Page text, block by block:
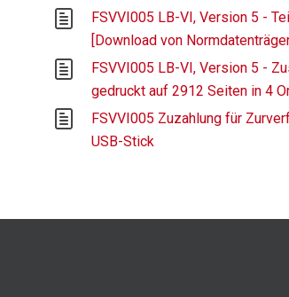
FSVVI005 LB-VI, Version 5 -
[Download von
FSVVI005 LB-VI, Version 5 -
gedruckt auf 2912 Seiten in 4
FSVVI005 Zuzahlung für
USB-Stick